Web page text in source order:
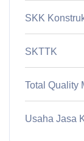
SKK
SKTTK
Total Quality
Usaha Jasa